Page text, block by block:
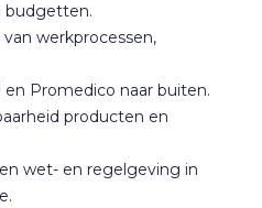
budgetten.
werkprocessen,
en Promedico naar buiten.
producten en
wet- en regelgeving in